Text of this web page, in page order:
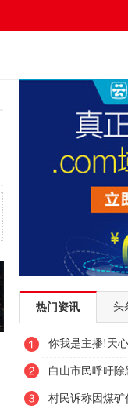
热门资讯 头
你我是主播!天
白山市民呼吁
村民诉称因煤矿